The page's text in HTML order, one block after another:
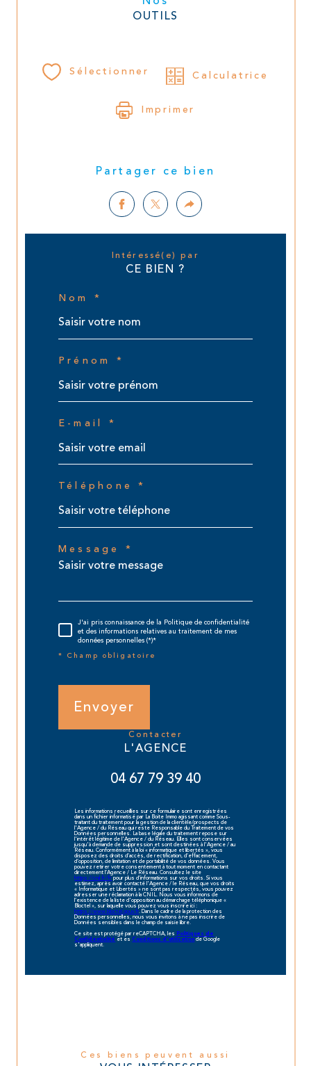
OUTILS
Sélectionner Calculatrice
Imprimer
Partager ce bien
Intéressé(e) par
CE BIEN ?
Nom *
Prénom *
E-mail *
Téléphone *
Message *
J'ai pris connaissance de la Politique de confidentialité
et des informations relatives au traitement de mes
données personnelles (*)*
* Champ obligatoire
Envoyer
contacter
L'AGENCE
04 67 79 39 40
Les informations recueillies sur ce formulaire sont enregistrées
dans un fichier informatisé par La Boite Immo agissant comme Sous-
traitant du traitement pour la gestion de la clientèle/prospects de
l'Agence / du Réseau qui reste Responsable du Traitement de vos
Données personnelles. La base légale du traitement repose sur
l'intérêt légitime de l'Agence / du Réseau. Elles sont conservées
jusqu'à demande de suppression et sont destinées à l'Agence / au
Réseau. Conformément à la loi « informatique et libertés », vous
disposez des droits d’accès, de rectification, d’effacement,
d’opposition, de limitation et de portabilité de vos données. Vous
pouvez retirer votre consentement à tout moment en contactant
directement l’Agence / Le Réseau. Consultez le site
https://cnil.fr/frpour plus d’informations sur vos droits. Si vous
estimez, après avoir contacté l'Agence / le Réseau, que vos droits
« Informatique et Libertés » ne sont pas respectés, vous pouvez
adresser une réclamation à la CNIL. Nous vous informons de
l’existence de la liste d'opposition au démarchage téléphonique «
Bloctel », sur laquelle vous pouvez vous inscrire ici :
https://www.bloctel.gouv.fr. Dans le cadre de la protection des
Données personnelles, nous vous invitons à ne pas inscrire de
Données sensibles dans le champ de saisie libre.
Ce site est protégé par reCAPTCHA, les Politiques de
Confidentialité et es Conditions d'utilisationde Google
s'appliquent.
Ces biens peuvent aussi